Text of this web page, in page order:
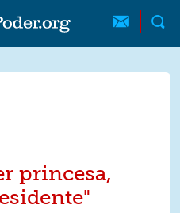
princesa,